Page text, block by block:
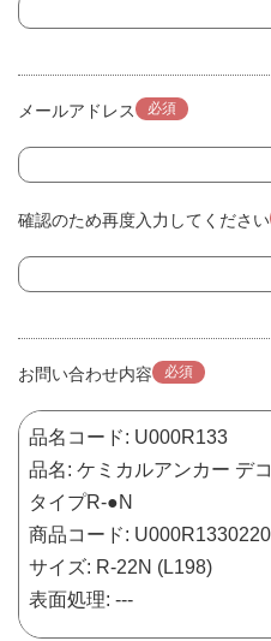
メールアドレス 必須
確認のため再度入力してください
お問い合わせ内容 必須